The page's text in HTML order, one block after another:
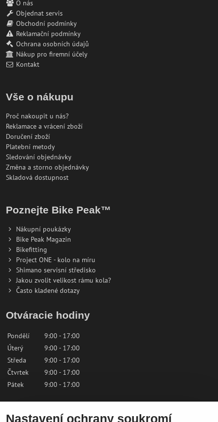
O nás
Objednat servis
Obchodní podmínky
Reklamační podmínky
Ochrana osobních údajů
Nákup pro firemní účely
Kontakt
Vše o nákupu
Proč nakoupit u nás?
Reklamace a vrácení zboží
Doručení zboží
Platební metody
Sledování objednávky
Změna a storno objednávky
Skladová dostupnost
Poznejte Bike Peak™
Nákupní poukázky
Bike Peak Magazin
Bikefitting
Project ONE - kolo na míru
Shimano servisní středisko
Jakou zvolit velikost rámu kola?
Často kladené dotazy
Otváracie hodiny
Pondělí
9:00 - 17:00
Úterý
9:00 - 17:00
Středa
9:00 - 17:00
Čtvrtek
9:00 - 17:00
Pátek
9:00 - 17:00
Nastavení ochrany soukromí